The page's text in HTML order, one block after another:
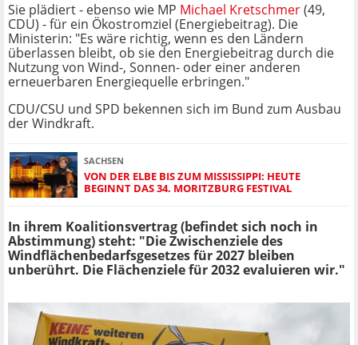
Sie plädiert - ebenso wie MP Michael Kretschmer(49,
CDU) - für ein Ökostromziel (Energiebeitrag). Die
Ministerin: "Es wäre richtig, wenn es den Ländern
überlassen bleibt, ob sie den Energiebeitrag durch die
Nutzung von Wind-, Sonnen- oder einer anderen
erneuerbaren Energiequelle erbringen."
CDU/CSU und SPD bekennen sich im Bund zum Ausbau
der Windkraft.
SACHSEN
VON DER ELBE BIS ZUM MISSISSIPPI: HEUTE
BEGINNT DAS 34. MORITZBURG FESTIVAL
In ihrem Koalitionsvertrag (befindet sich noch in
Abstimmung) steht: "Die Zwischenziele des
Windflächenbedarfsgesetzes für 2027 bleiben
unberührt. Die Flächenziele für 2032 evaluieren wir."